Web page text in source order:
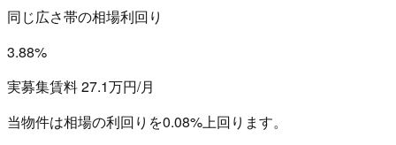
同じ広さ帯の相場利回り
3.88%
実募集賃料 27.1万円/月
当物件は相場の利回りを0.08%上回ります。